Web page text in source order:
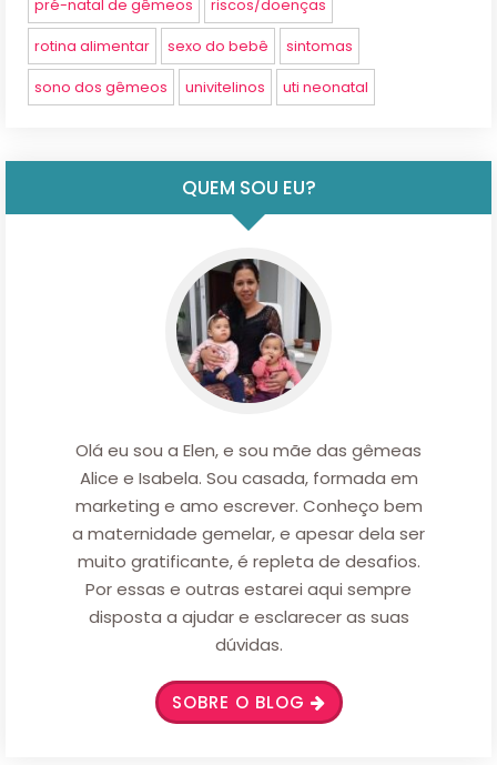
pré-natal de gêmeos riscos/doenças
rotina alimentar sexo do bebê sintomas
sono dos gêmeos univitelinos uti neonatal
QUEM SOU EU?
Olá eu sou a Elen, e sou mãe das gêmeas
Alice e Isabela. Sou casada, formada em
marketing e amo escrever. Conheço bem
a maternidade gemelar, e apesar dela ser
muito gratificante, é repleta de desafios.
Por essas e outras estarei aqui sempre
disposta a ajudar e esclarecer as suas
dúvidas.
SOBRE O BLOG